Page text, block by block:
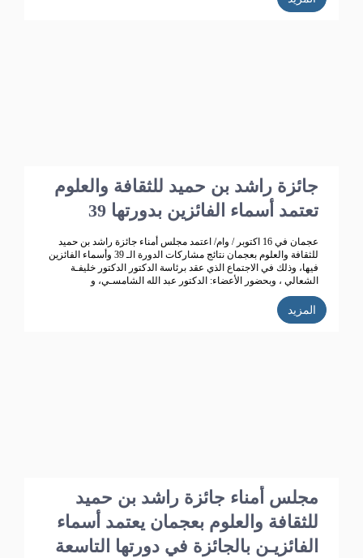
الشعالي، ود. نهلة القاسمي، وأحمد حبيب الغريب، وخميس عبدالله،
جائزة راشد بن حميد للثقافة والعلوم
تعتمد أسماء الفائزين بدورتها 39
عجمان في 16 اكتوبر / وام/ اعتمد مجلس أمناء جائزة راشد بن حميد
للثقافة والعلوم بعجمان نتائج مشاركات الدورة الـ 39 وأسماء الفائزين
فيها، وذلك في الاجتماع الذي عقد برئاسة الدكتور الدكتور خليفـة
الشعالي ، وبحضور الأعضاء: الدكتور عبد الله الشامسـي، و
الدكتورعبدالله السعيدي، و الدكتور عبد المجيد الخاجـة، و الدكتور خالد
الخاجة، و الدكتور سيـف الشعالـي، والدكتورة نهلة القاسمي، وأحـمد
حـبيب الغريب، وخميس عبدالله،ونجيبـة محمد الرفاعي. وسعادة فائقة
المزيد
مجلس أمناء جائزة راشد بن حميد
للثقافة والعلوم بعجمان يعتمد أسماء
الفائزيـن بالجائزة في دورتها التاسعة